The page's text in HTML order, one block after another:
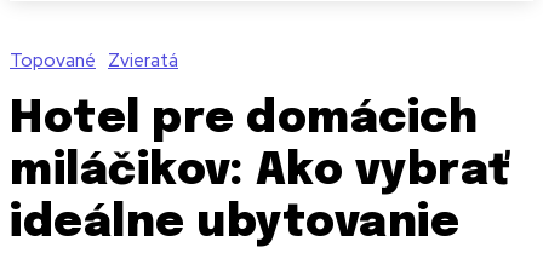
Topované Zvieratá
Hotel pre domácich
miláčikov: Ako vybrať
ideálne ubytovanie